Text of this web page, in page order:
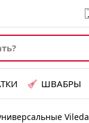
ШВАБРЫ
Vileda